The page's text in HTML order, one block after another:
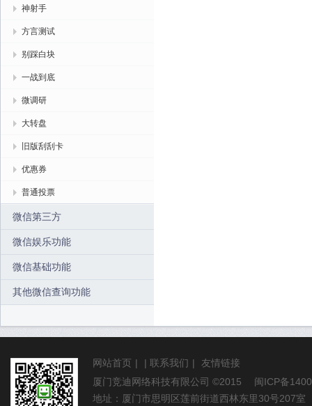
神射手
方言测试
别踩白块
一战到底
微调研
大转盘
旧版刮刮卡
优惠券
普通投票
微信第三方
微信娱乐功能
微信基础功能
其他微信查询功能
网站首页 | | 联系我们 |
友情链接
厦门竞迪网络科技有限公司 ©2015 闽ICP备
地址：厦门市思明区莲前街道西林东里30号207室